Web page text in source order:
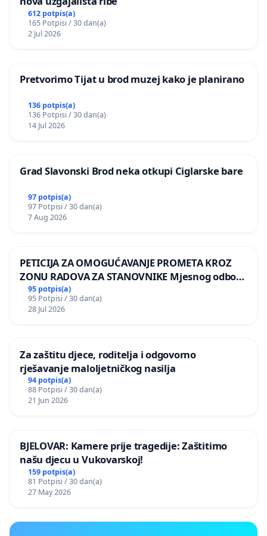
612 potpis(a)
165 Potpisi / 30 dan(a)
2 Jul 2026
Pretvorimo Tijat u brod muzej kako je planirano
136 potpis(a)
136 Potpisi / 30 dan(a)
14 Jul 2026
Grad Slavonski Brod neka otkupi Ciglarske bare
97 potpis(a)
97 Potpisi / 30 dan(a)
7 Aug 2026
PETICIJA ZA OMOGUĆAVANJE PROMETA KROZ
ZONU RADOVA ZA STANOVNIKE Mjesnog odbora
Kamensko i Lemić Brdo
95 potpis(a)
95 Potpisi / 30 dan(a)
28 Jul 2026
Za zaštitu djece, roditelja i odgovorno
rješavanje maloljetničkog nasilja
94 potpis(a)
88 Potpisi / 30 dan(a)
21 Jun 2026
BJELOVAR: Kamere prije tragedije: Zaštitimo
našu djecu u Vukovarskoj!
159 potpis(a)
81 Potpisi / 30 dan(a)
27 May 2026